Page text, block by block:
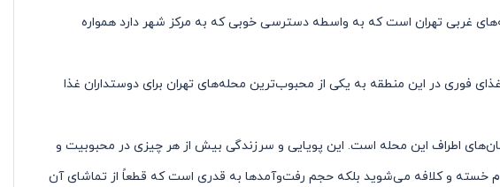
غربی تهران است که به واسطه دسترسی خوبی که به مرکز شهر دارد همواره
فوری در این منطقه به یکی از محبوب‌ترین محله‌های تهران برای دوستداران غذا
اطراف این محله است. این پویایی و سرزندگی بیش از هر چیزی در محبوبیت و
خسته و کلافه می‌شوید بلکه حجم رفت‌وآمدها به قدری است که قطعاً از تماشای آن